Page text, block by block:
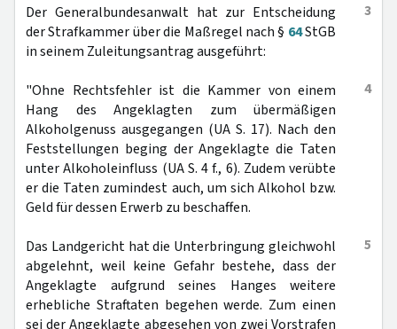
3
Der Generalbundesanwalt hat zur Entscheidung
der Strafkammer über die Maßregel nach § 64StGB
in seinem Zuleitungsantrag ausgeführt:
4
"Ohne Rechtsfehler ist die Kammer von einem
Hang des Angeklagten zum übermäßigen
Alkoholgenuss ausgegangen (UA S. 17). Nach den
Feststellungen beging der Angeklagte die Taten
unter Alkoholeinfluss (UA S. 4 f., 6). Zudem verübte
er die Taten zumindest auch, um sich Alkohol bzw.
Geld für dessen Erwerb zu beschaffen.
5
Das Landgericht hat die Unterbringung gleichwohl
abgelehnt, weil keine Gefahr bestehe, dass der
Angeklagte aufgrund seines Hanges weitere
erhebliche Straftaten begehen werde. Zum einen
sei der Angeklagte abgesehen von zwei Vorstrafen